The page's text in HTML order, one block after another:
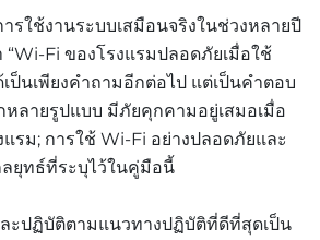
รใช้งานระบบเสมือนจริงในช่วงหลายปี
“Wi-Fi ของโรงแรมปลอดภัยเมื่อใช้
เป็นเพียงคำถามอีกต่อไป แต่เป็นคำตอบ
หลายรูปแบบ มีภัยคุกคามอยู่เสมอเมื่อ
แรม; การใช้ Wi-Fi อย่างปลอดภัยและ
ยุทธ์ที่ระบุไว้ในคู่มือนี้
ะปฏิบัติตามแนวทางปฏิบัติที่ดีที่สุดเป็น